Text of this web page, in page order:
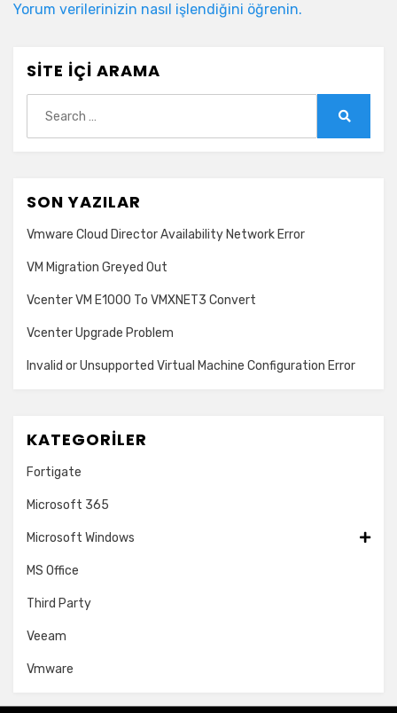
Yorum verilerinizin nasıl işlendiğini öğrenin.
SITE İÇI ARAMA
for:
SON YAZILAR
Vmware Cloud Director Availability Network Error
VM Migration Greyed Out
Vcenter VM E1000 To VMXNET3 Convert
Vcenter Upgrade Problem
Invalid or Unsupported Virtual Machine Configuration Error
KATEGORILER
Fortigate
Microsoft 365
Microsoft Windows
MS Office
Third Party
Veeam
Vmware